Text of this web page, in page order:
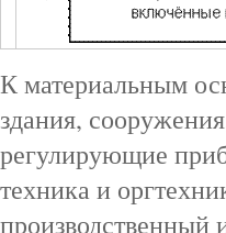
К материальным
здания,
регулирующие
техника и
производственный